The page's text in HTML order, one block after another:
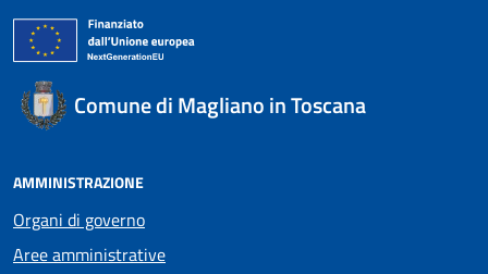
Comune di Magliano in Toscana
AMMINISTRAZIONE
Organi di governo
Aree amministrative